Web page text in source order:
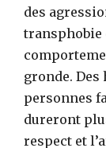
des
transphobie
gronde.
personnes
dureront
respect et